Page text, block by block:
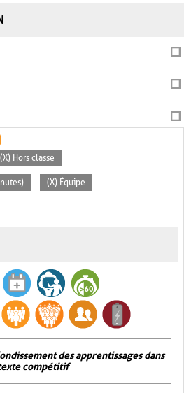
(X) Hors classe
(X) Équipe
des apprentissages dans
compétitif